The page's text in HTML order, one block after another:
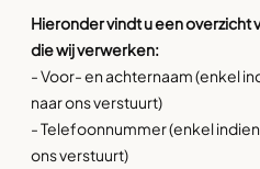
Hieronder vindt u een
die wij verwerken:
- Voor- en achternaam (enkel
naar ons verstuurt)
- Telefoonnummer (enkel
ons verstuurt)